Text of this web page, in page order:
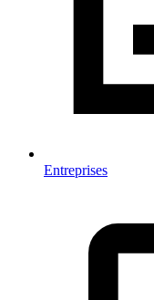
Entreprises